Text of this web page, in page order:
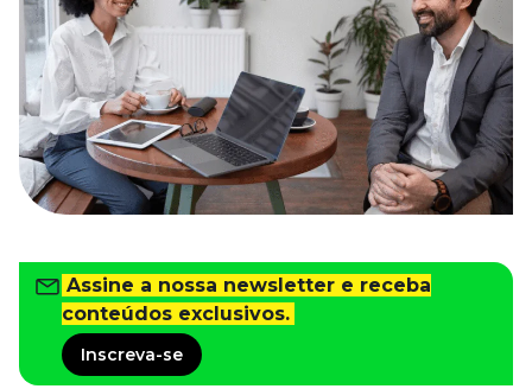
Tudo para facilitar a rotina
Imprensa
VR na Imprensa
Cursos
Cursos
Departamento Pessoal
Para simplificar os processos
Gestão de Empresas e Negócios
Eleve os resultados da organização
Assine a nossa newsletter e receba
conteúdos exclusivos.
Inscreva-se